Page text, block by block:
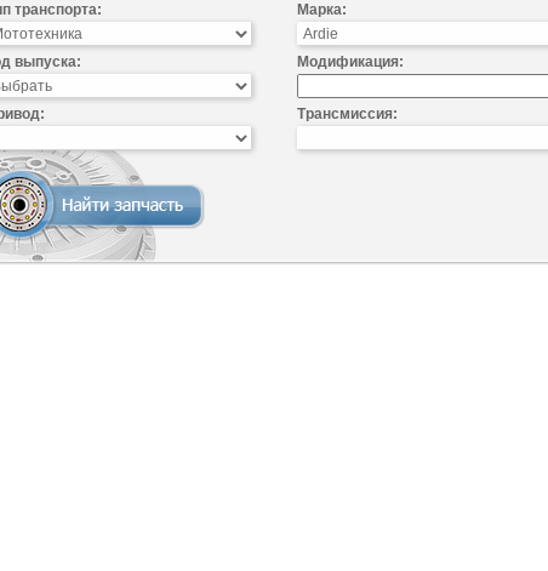
транспорта: Марка:
выпуска: Модификация:
Трансмиссия: